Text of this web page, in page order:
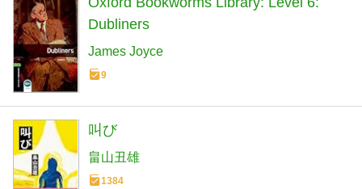
Dubliners
James Joyce
9
叫び
畠山丑雄
1384